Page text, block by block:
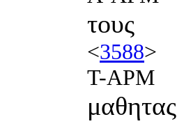
τους
<3588>
T-APM
μαθητας